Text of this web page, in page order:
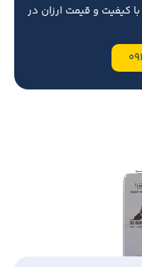
کیفیت و قیمت ارزان در